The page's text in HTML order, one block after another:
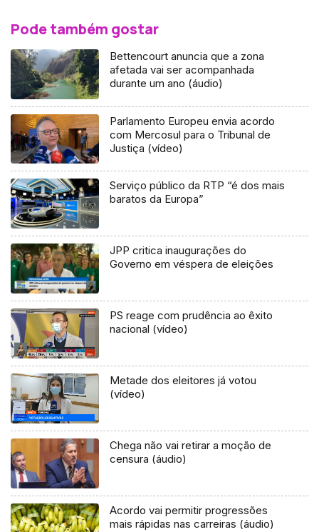
Pode também gostar
Bettencourt anuncia que a zona
afetada vai ser acompanhada
durante um ano (áudio)
Parlamento Europeu envia acordo
com Mercosul para o Tribunal de
Justiça (vídeo)
Serviço público da RTP “é dos mais
baratos da Europa”
JPP critica inaugurações do
Governo em véspera de eleições
PS reage com prudência ao êxito
nacional (vídeo)
Metade dos eleitores já votou
(vídeo)
Chega não vai retirar a moção de
censura (áudio)
Acordo vai permitir progressões
mais rápidas nas carreiras (áudio)